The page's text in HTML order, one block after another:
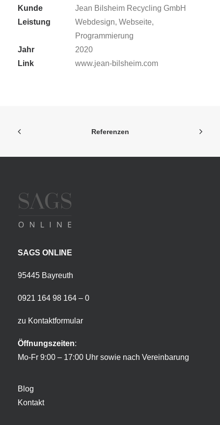
Kunde
Jean Bilsheim Recycling GmbH
Leistung
Webdesign, Webseite,
Programmierung
Jahr
2020
Link
www.jean-bilsheim.com
Referenzen
SAGS ONLINE
95445 Bayreuth
0921 164 98 164 – 0
zu Kontaktformular
Öffnungszeiten:
Mo-Fr 9:00 – 17:00 Uhr sowie nach Vereinbarung
Blog
Kontakt